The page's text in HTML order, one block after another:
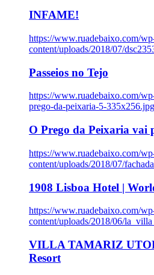
INFAME!
https://www.ruadebaixo.com/
content/uploads/2018/07/
Passeios no Tejo
https://www.ruadebaixo.com/
prego-da-peixaria-5-335x256.jpg
O Prego da Peixaria vai
https://www.ruadebaixo.com/
content/uploads/2018/07/
1908 Lisboa Hotel |
https://www.ruadebaixo.com/
content/uploads/2018/06/
VILLA TAMARIZ
Resort